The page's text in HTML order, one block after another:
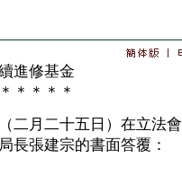
進修基金
＊＊＊＊
月二十五日）在立法會
長張建宗的書面答覆：